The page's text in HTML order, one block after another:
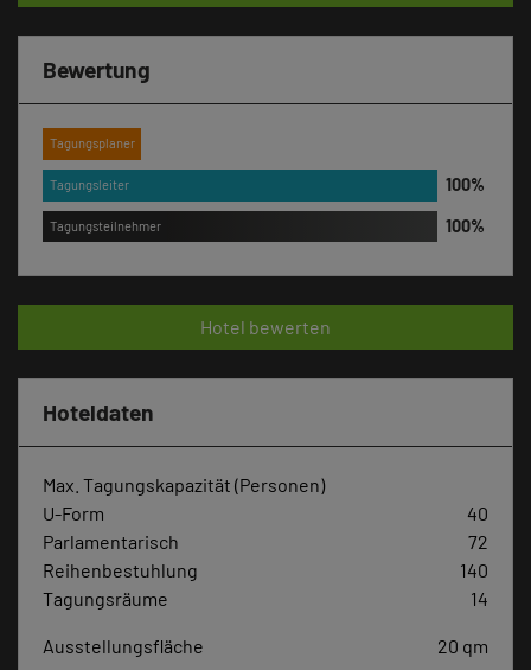
Bewertung
Tagungsplaner
Tagungsleiter
Tagungsteilnehmer
Hotel bewerten
Hoteldaten
Max. Tagungskapazität (Personen)
U-Form
40
Parlamentarisch
72
Reihenbestuhlung
140
Tagungsräume
14
Ausstellungsfläche 20 qm